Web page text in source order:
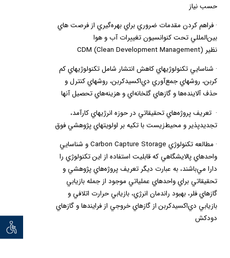
توان
حسب نياز
· فراهم كردن مقدمات ضروري براي بهره‌گيري از فرصت هاي
بين‌المللي تحت كنوانسيون تغييرات آب و هوا
نظير
CDM (Clean Development Management)
· شناسايي تكنولوژيهاي كاهش انتشار شامل تكنولوژيهاي كم
كربن، روشهاي جمع‌آوري دي‌اكسيد‌كربن، روشهاي كنترل و
حذف آلاينده‌ها و گازهاي گلخانه‌اي و هزينه‌هاي تحصيل آنها
· تعريف پروژه‌هاي تحقيقاتي در حوزه انرژيهاي كارآمد،
تجديدپذير و محيط‌زيست با تكيه بر اولويتهاي پژوهشي فوق
· مطالعه تكنولوژي Carbon Capture Storageو شناسايي
واحدهاي پالايشگاهي كه قابليت استفاده از اين تكنولوژي را
دارا مي‌باشند، به عبارت ديگر تعريف پروژه‌هاي پژوهشي و
تحقيقاتي براي واحدهاي عملياتي موجود از جمله بازيابي
گازهاي فلر، بهبود راندمان انرژي، بازيابي حرارت اتلافي و
بازيابي دي‌اكسيد‌كربن از گازهاي خروجي از فرايندها و گازهاي
دودكش